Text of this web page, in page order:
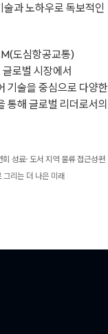
과 노하우로 독보적인
도심항공교통)
로벌 시장에서
기술을 중심으로 다양한
통해 글로벌 리더로서의
성료··· 도서 지역 물류 접근성·편
리는 더 나은 미래